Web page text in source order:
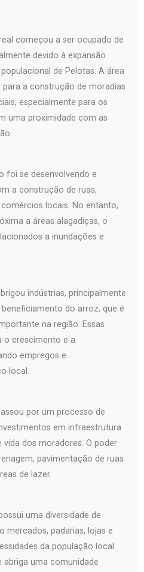
começou a ser ocupado de
devido à expansão
de Pelotas. A área
a construção de moradias
especialmente para os
uma proximidade com as
foi se desenvolvendo e
a construção de ruas,
locais. No entanto,
a áreas alagadiças, o
a inundações e
indústrias, principalmente
do arroz, que é
na região. Essas
o crescimento e a
empregos e
local.
por um processo de
em infraestrutura
vida dos moradores. O poder
pavimentação de ruas
de lazer.
uma diversidade de
mercados, padarias, lojas e
da população local.
abriga uma comunidade